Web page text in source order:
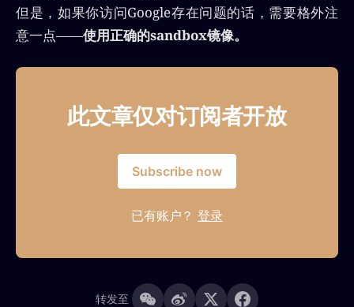
Kubernetes project provides
generic instructions…
但是，如果你访问Google存在问题的话，需要格外注
意一点——使用正确的sandbox镜像。
此文章仅对订阅者开放
Subscribe now
已有账户？登录
转发至